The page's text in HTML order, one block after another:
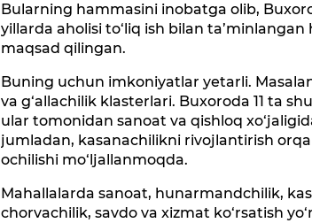
Bularning hammasini inobatga olib,
yillarda aholisi to‘liq ish bilan
maqsad qilingan.
Buning uchun imkoniyatlar yetarli.
va g‘allachilik klasterlari. Buxoroda 11 ta
ular tomonidan sanoat va qishloq
jumladan, kasanachilikni rivojlantirish
ochilishi mo‘ljallanmoqda.
Mahallalarda sanoat, hunarmandchilik,
chorvachilik, savdo va xizmat ko‘rsatish